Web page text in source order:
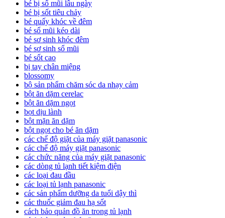
bé bị sổ mũi lâu ngày
bé bị sốt tiêu chảy
bé quấy khóc về đêm
bé sổ mũi kéo dài
bé sơ sinh khóc đêm
bé sơ sinh sổ mũi
bé sốt cao
bị tay chân miệng
blossomy
bộ sản phẩm chăm sóc da nhạy cảm
bột ăn dặm cerelac
bột ăn dặm ngọt
bọt dịu lành
bột mặn ăn dặm
bột ngọt cho bé ăn dặm
các chế độ giặt của máy giặt panasonic
các chế độ máy giặt panasonic
các chức năng của máy giặt panasonic
các dòng tủ lạnh tiết kiệm điện
các loại đau đầu
các loại tủ lạnh panasonic
các sản phẩm dưỡng da tuổi dậy thì
các thuốc giảm đau hạ sốt
cách bảo quản đồ ăn trong tủ lạnh